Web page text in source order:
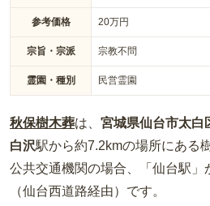
参考価格 20万円
宗旨・宗派 宗教不問
霊園・種別 民営霊園
秋保樹木葬は、 宮城県仙台市太白
白沢駅から約7.2kmの場所にある
公共交通機関の場合 、「仙台駅
（仙台西道路経由） です。